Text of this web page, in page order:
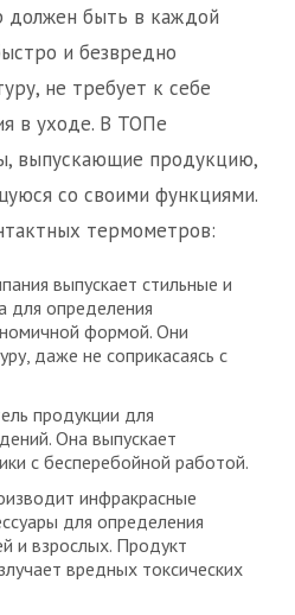
должен быть в каждой
и безвредно
не требует к себе
в уходе. В ТОПе
выпускающие продукцию,
со своими функциями.
термометров:
выпускает стильные и
для определения
формой. Они
даже не соприкасаясь с
продукции для
Она выпускает
с бесперебойной работой.
инфракрасные
для определения
и взрослых. Продукт
вредных токсических